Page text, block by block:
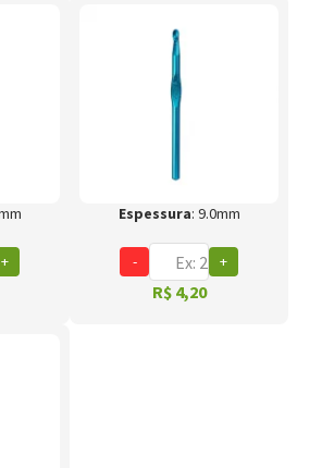
+
Espessura: 9.0mm
- +
R$ 4,20